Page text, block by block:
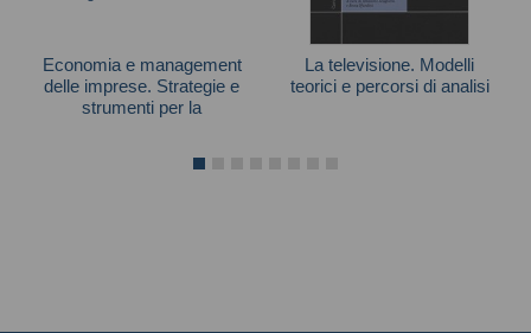
Economia e management
delle imprese. Strategie e
strumenti per la
La televisione. Modelli
teorici e percorsi di analisi